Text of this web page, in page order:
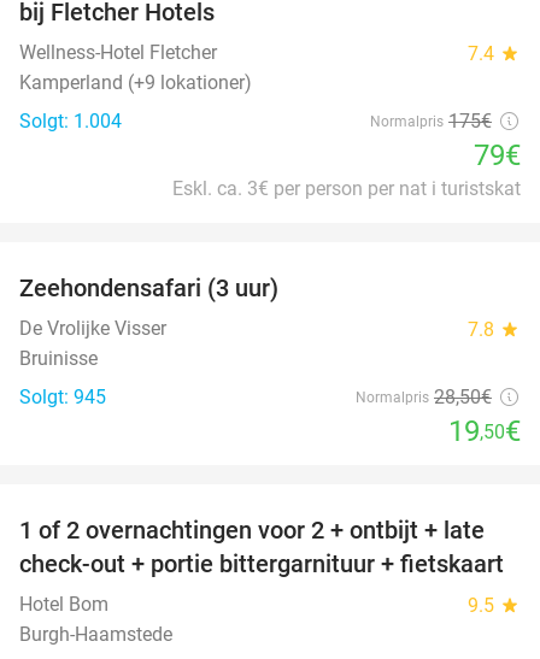
bij Fletcher Hotels
Wellness-Hotel Fletcher 7.4 star
Kamperland (+9 lokationer)
Solgt: 1.004
Normalpris 175€
79€
Eskl. ca. 3€ per person per nat i turistskat
Zeehondensafari (3 uur)
De Vrolijke Visser 7.8 star
Bruinisse
Solgt: 945
Normalpris 28,50€
19,50€
59%
1 of 2 overnachtingen voor 2 + ontbijt + late
check-out + portie bittergarnituur + fietskaart
Hotel Bom 9.5 star
Burgh-Haamstede